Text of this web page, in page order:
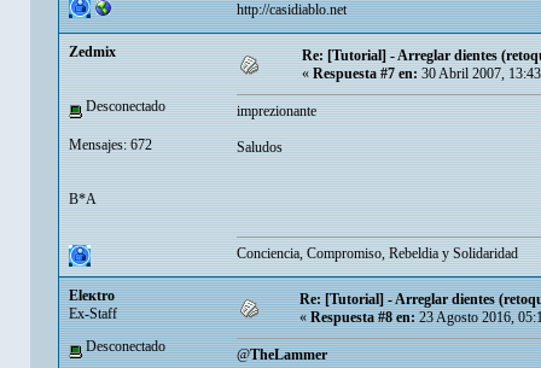
http://casidiablo.net
Zedmix
Desconectado
Mensajes: 672
B*A
Re: [Tutorial] - Arreglar dientes
« Respuesta #7 en: 30 Abril 2007,
imprezionante
Saludos
Conciencia, Compromiso, Rebeldia y Solidaridad
Eleкtro
Ex-Staff
Desconectado
Re: [Tutorial] - Arreglar dientes
«Respuesta #8 en:23 Agosto 2016,
@TheLammer